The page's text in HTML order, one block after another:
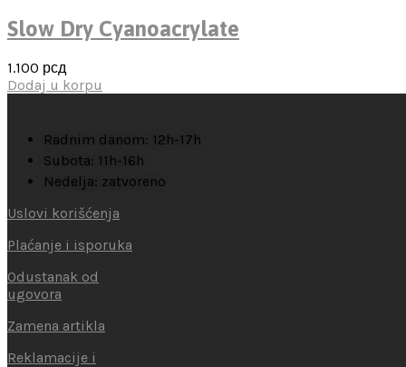
Slow Dry Cyanoacrylate
1.100 рсд
Dodaj u korpu
Radnim danom: 12h-17h
Subota: 11h-16h
Nedelja: zatvoreno
Uslovi korišćenja
Plaćanje i isporuka
Odustanak od
ugovora
Zamena artikla
Reklamacije i